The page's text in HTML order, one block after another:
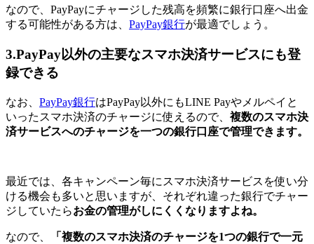
なので、PayPayにチャージした残高を頻繁に銀行口座へ出金
する可能性がある方は、 PayPay銀行が最適でしょう。
3.PayPay以外の主要なスマホ決済サービスにも登
録できる
なお、 PayPay銀行はPayPay以外にもLINE Payやメルペイと
いったスマホ決済のチャージに使えるので、 複数のスマホ決
済サービスへのチャージを一つの銀行口座で管理できます。
最近では、各キャンペーン毎にスマホ決済サービスを使い分
ける機会も多いと思いますが、それぞれ違った銀行でチャー
ジしていたらお金の管理がしにくくなりますよね。
なので、
「複数のスマホ決済のチャージを1つの銀行で一元